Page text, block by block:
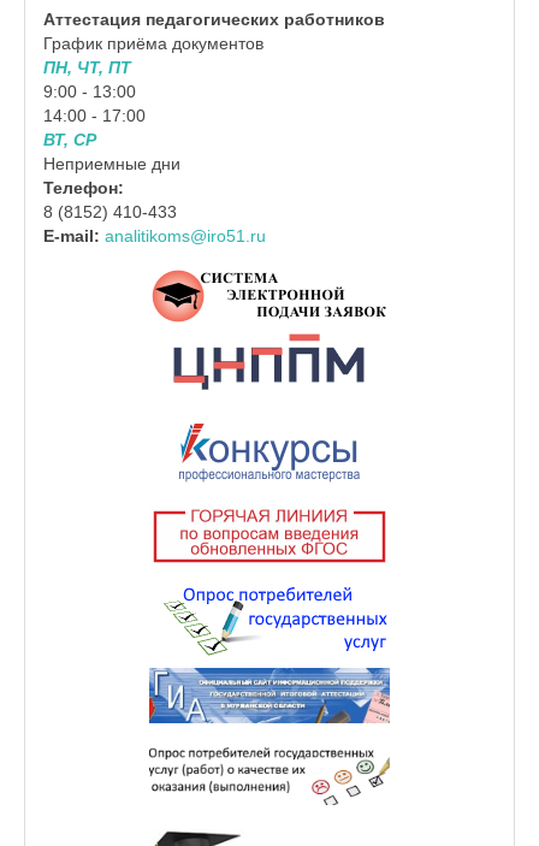
Аттестация педагогических работников
График приёма документов
ПН, ЧТ, ПТ
9:00 - 13:00
14:00 - 17:00
ВТ, СР
Неприемные дни
Телефон:
8 (8152) 410-433
E-mail: analitikoms@iro51.ru